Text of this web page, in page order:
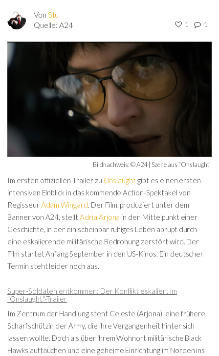
Von Stu
Quelle: A24 1 1
Bildnachweis: © A24 | Szene aus "Onslaught"
Im ersten offiziellen Trailer zu Onslaughtgibt es einen ersten
intensiven Einblick in das kommende Action-Spektakel von
RegisseurAdam Wingard. Der Film, produziert unter dem
Banner von A24, stellt Adria Arjona in den Mittelpunkt einer
Geschichte, in der ein scheinbar ruhiges Leben abrupt durch
eine eskalierende militärische Bedrohung zerstört wird. Der
Film startet Anfang September in den US-Kinos. Ein deutscher
Termin steht leider noch aus.
Super-Soldaten entkommen: Der Konflikt eskaliert im
"Onslaught"-Trailer
Im Zentrum der Handlung steht Celeste (Arjona), eine frühere
Scharfschützin der Army, die ihre Vergangenheit hinter sich
lassen wollte. Doch als über ihrem Wohnort militärische Black
Hawks auftauchen und eine geheime Einrichtung im Norden ins